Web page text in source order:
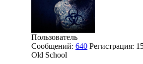
Пользователь
Сообщений: 640 Регистрация:
Old School